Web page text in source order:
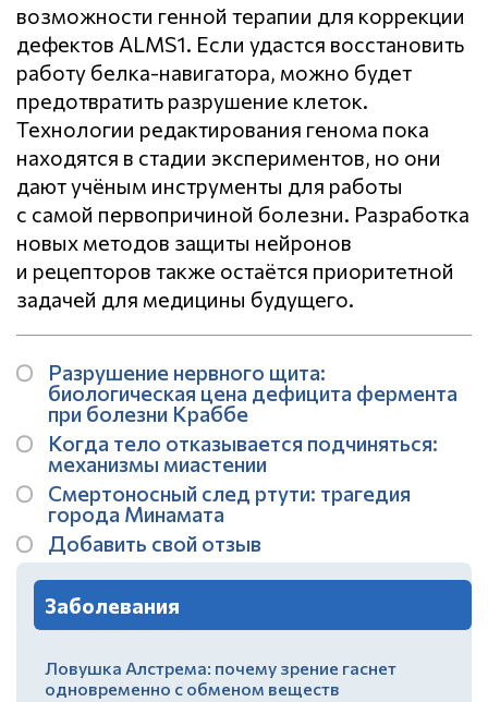
возможности генной терапии для коррекции
дефектов ALMS1. Если удастся восстановить
работу белка-навигатора, можно будет
предотвратить разрушение клеток.
Технологии редактирования генома пока
находятся в стадии экспериментов, но они
дают учёным инструменты для работы
с самой первопричиной болезни. Разработка
новых методов защиты нейронов
и рецепторов также остаётся приоритетной
задачей для медицины будущего.
Разрушение нервного щита:
биологическая цена дефицита фермента
при болезни Краббе
Когда тело отказывается подчиняться:
механизмы миастении
Смертоносный след ртути: трагедия
города Минамата
Добавить свой отзыв
Заболевания
Ловушка Алстрема: почему зрение гаснет
одновременно с обменом веществ